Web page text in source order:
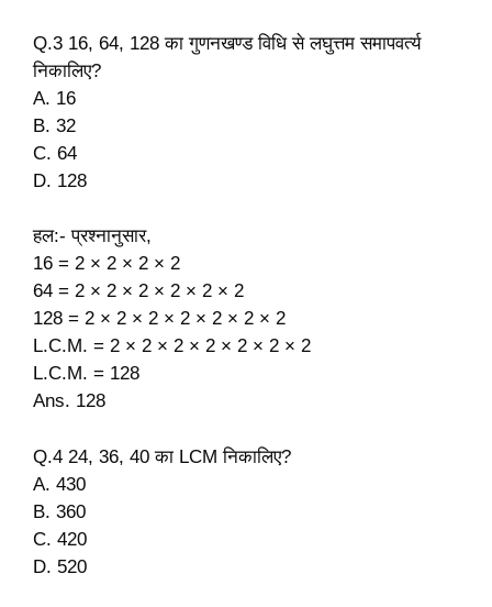
Q.3 16, 64, 128 का गुणनखण्ड विधि से लघुत्तम समापवर्त्य
निकालिए?
A. 16
B. 32
C. 64
D. 128
हल:- प्रश्नानुसार,
16 = 2 × 2 × 2 × 2
64 = 2 × 2 × 2 × 2 × 2 × 2
128 = 2 × 2 × 2 × 2 × 2 × 2 × 2
L.C.M. = 2 × 2 × 2 × 2 × 2 × 2 × 2
L.C.M. = 128
Ans. 128
Q.4 24, 36, 40 का LCM निकालिए?
A. 430
B. 360
C. 420
D. 520